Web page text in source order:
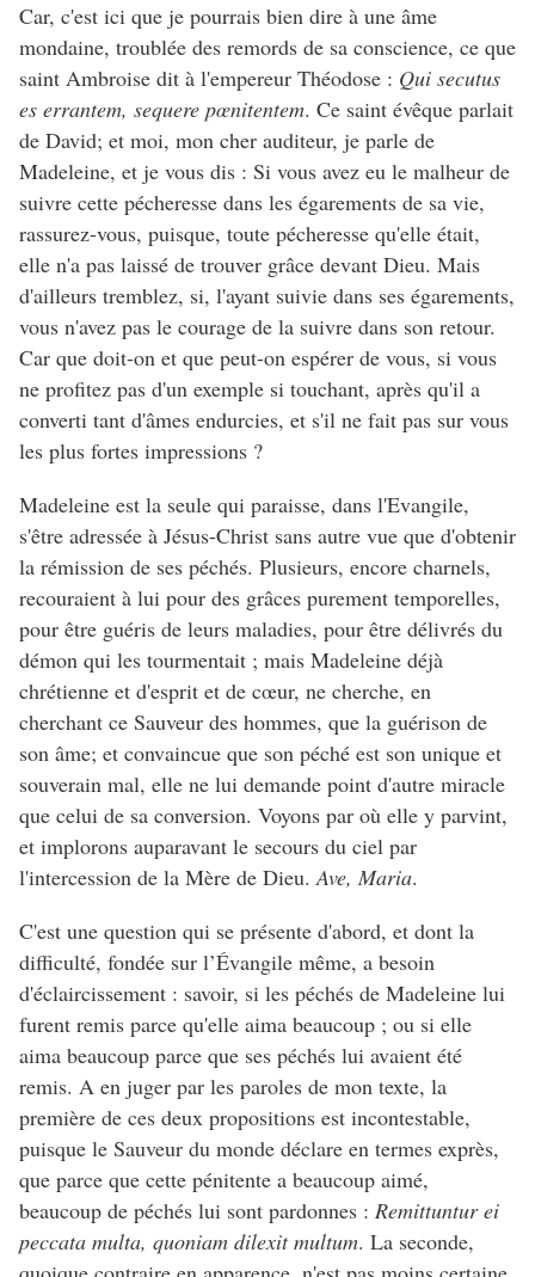
Car, c'est ici que je pourrais bien dire à une âme
mondaine, troublée des remords de sa conscience, ce que
saint Ambroise dit à l'empereur Théodose : Qui secutus
es errantem, sequere pœnitentem. Ce saint évêque parlait
de David; et moi, mon cher auditeur, je parle de
Madeleine, et je vous dis : Si vous avez eu le malheur de
suivre cette pécheresse dans les égarements de sa vie,
rassurez-vous, puisque, toute pécheresse qu'elle était,
elle n'a pas laissé de trouver grâce devant Dieu. Mais
d'ailleurs tremblez, si, l'ayant suivie dans ses égarements,
vous n'avez pas le courage de la suivre dans son retour.
Car que doit-on et que peut-on espérer de vous, si vous
ne profitez pas d'un exemple si touchant, après qu'il a
converti tant d'âmes endurcies, et s'il ne fait pas sur vous
les plus fortes impressions ?
Madeleine est la seule qui paraisse, dans l'Evangile,
s'être adressée à Jésus-Christ sans autre vue que d'obtenir
la rémission de ses péchés. Plusieurs, encore charnels,
recouraient à lui pour des grâces purement temporelles,
pour être guéris de leurs maladies, pour être délivrés du
démon qui les tourmentait ; mais Madeleine déjà
chrétienne et d'esprit et de cœur, ne cherche, en
cherchant ce Sauveur des hommes, que la guérison de
son âme; et convaincue que son péché est son unique et
souverain mal, elle ne lui demande point d'autre miracle
que celui de sa conversion. Voyons par où elle y parvint,
et implorons auparavant le secours du ciel par
l'intercession de la Mère de Dieu.Ave, Maria.
C'est une question qui se présente d'abord, et dont la
difficulté, fondée sur l’Évangile même, a besoin
d'éclaircissement : savoir, si les péchés de Madeleine lui
furent remis parce qu'elle aima beaucoup ; ou si elle
aima beaucoup parce que ses péchés lui avaient été
remis. A en juger par les paroles de mon texte, la
première de ces deux propositions est incontestable,
puisque le Sauveur du monde déclare en termes exprès,
que parce que cette pénitente a beaucoup aimé,
beaucoup de péchés lui sont pardonnes : Remittuntur ei
peccata multa, quoniam dilexit multum. La seconde,